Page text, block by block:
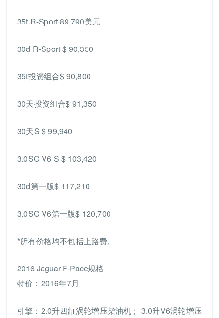
35t R-Sport 89,790美元
30d R-Sport $ 90,350
35t投资组合$ 90,800
30天投资组合$ 91,350
30天S $ 99,940
3.0SC V6 S $ 103,420
30d第一版$ 117,210
3.0SC V6第一版$ 120,700
*所有价格均不包括上路费。
2016 Jaguar F-Pace规格
特价：2016年7月
引擎：2.0升四缸涡轮增压柴油机； 3.0升V6涡轮增压